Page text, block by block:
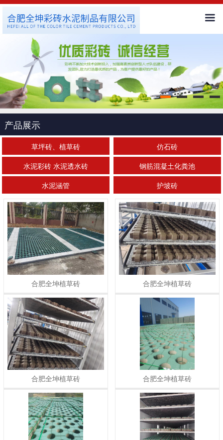
首页
公司简介
新闻中心
客户服务
工程案例
人才招聘
联系我们
产品展示
草坪砖、植草砖
仿石砖
水泥彩砖 水泥透水砖
钢筋混凝土化粪池
水泥涵管
护坡砖
合肥全坤植草砖 合肥全坤植草砖
合肥全坤植草砖 合肥全坤植草砖